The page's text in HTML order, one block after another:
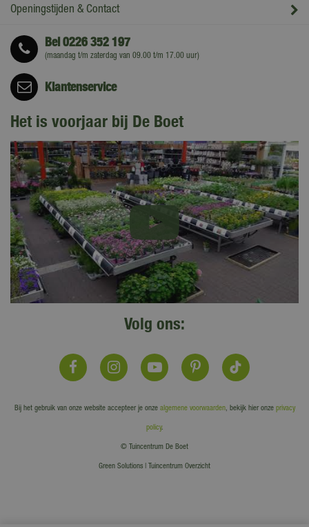
Openingstijden & Contact
Bel0226 352 197
(maandag t/m zaterdag van 09.00 t/m 17.00 uur)
Klantenservice
Het is voorjaar bij De Boet
Volg ons:
Bij het gebruik van onze website accepteer je onze algemene voorwaarden, bekijk hier onze privacy
policy.
© Tuincentrum De Boet
Green Solutions Tuincentrum Overzicht